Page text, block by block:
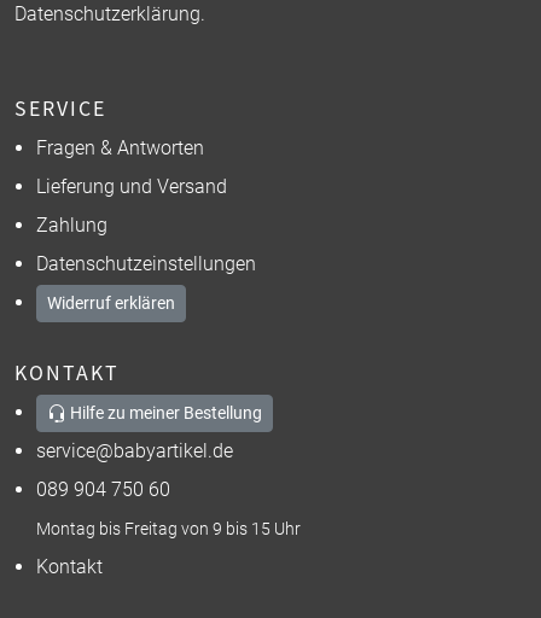
Datenschutzerklärung.
SERVICE
Fragen & Antworten
Lieferung und Versand
Zahlung
Datenschutzeinstellungen
Widerruf erklären
KONTAKT
Hilfe zu meiner Bestellung
service@babyartikel.de
089 904 750 60
Montag bis Freitag von 9 bis 15 Uhr
Kontakt